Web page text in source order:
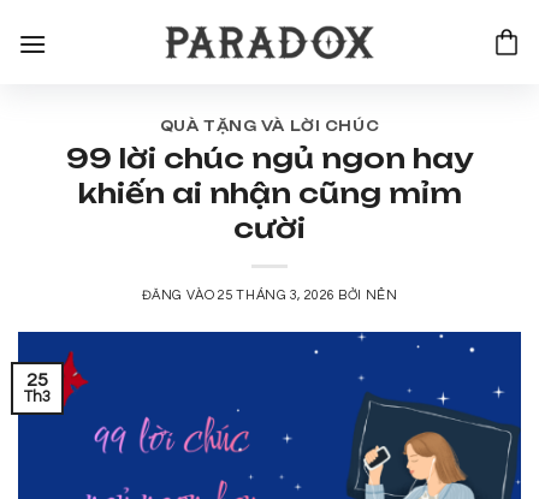
qua
QUÀ TẶNG VÀ LỜI CHÚC
99 lời chúc ngủ ngon hay
khiến ai nhận cũng mỉm
cười
ĐĂNG VÀO 25 THÁNG 3, 2026 BỞI NÊN
25
Th3